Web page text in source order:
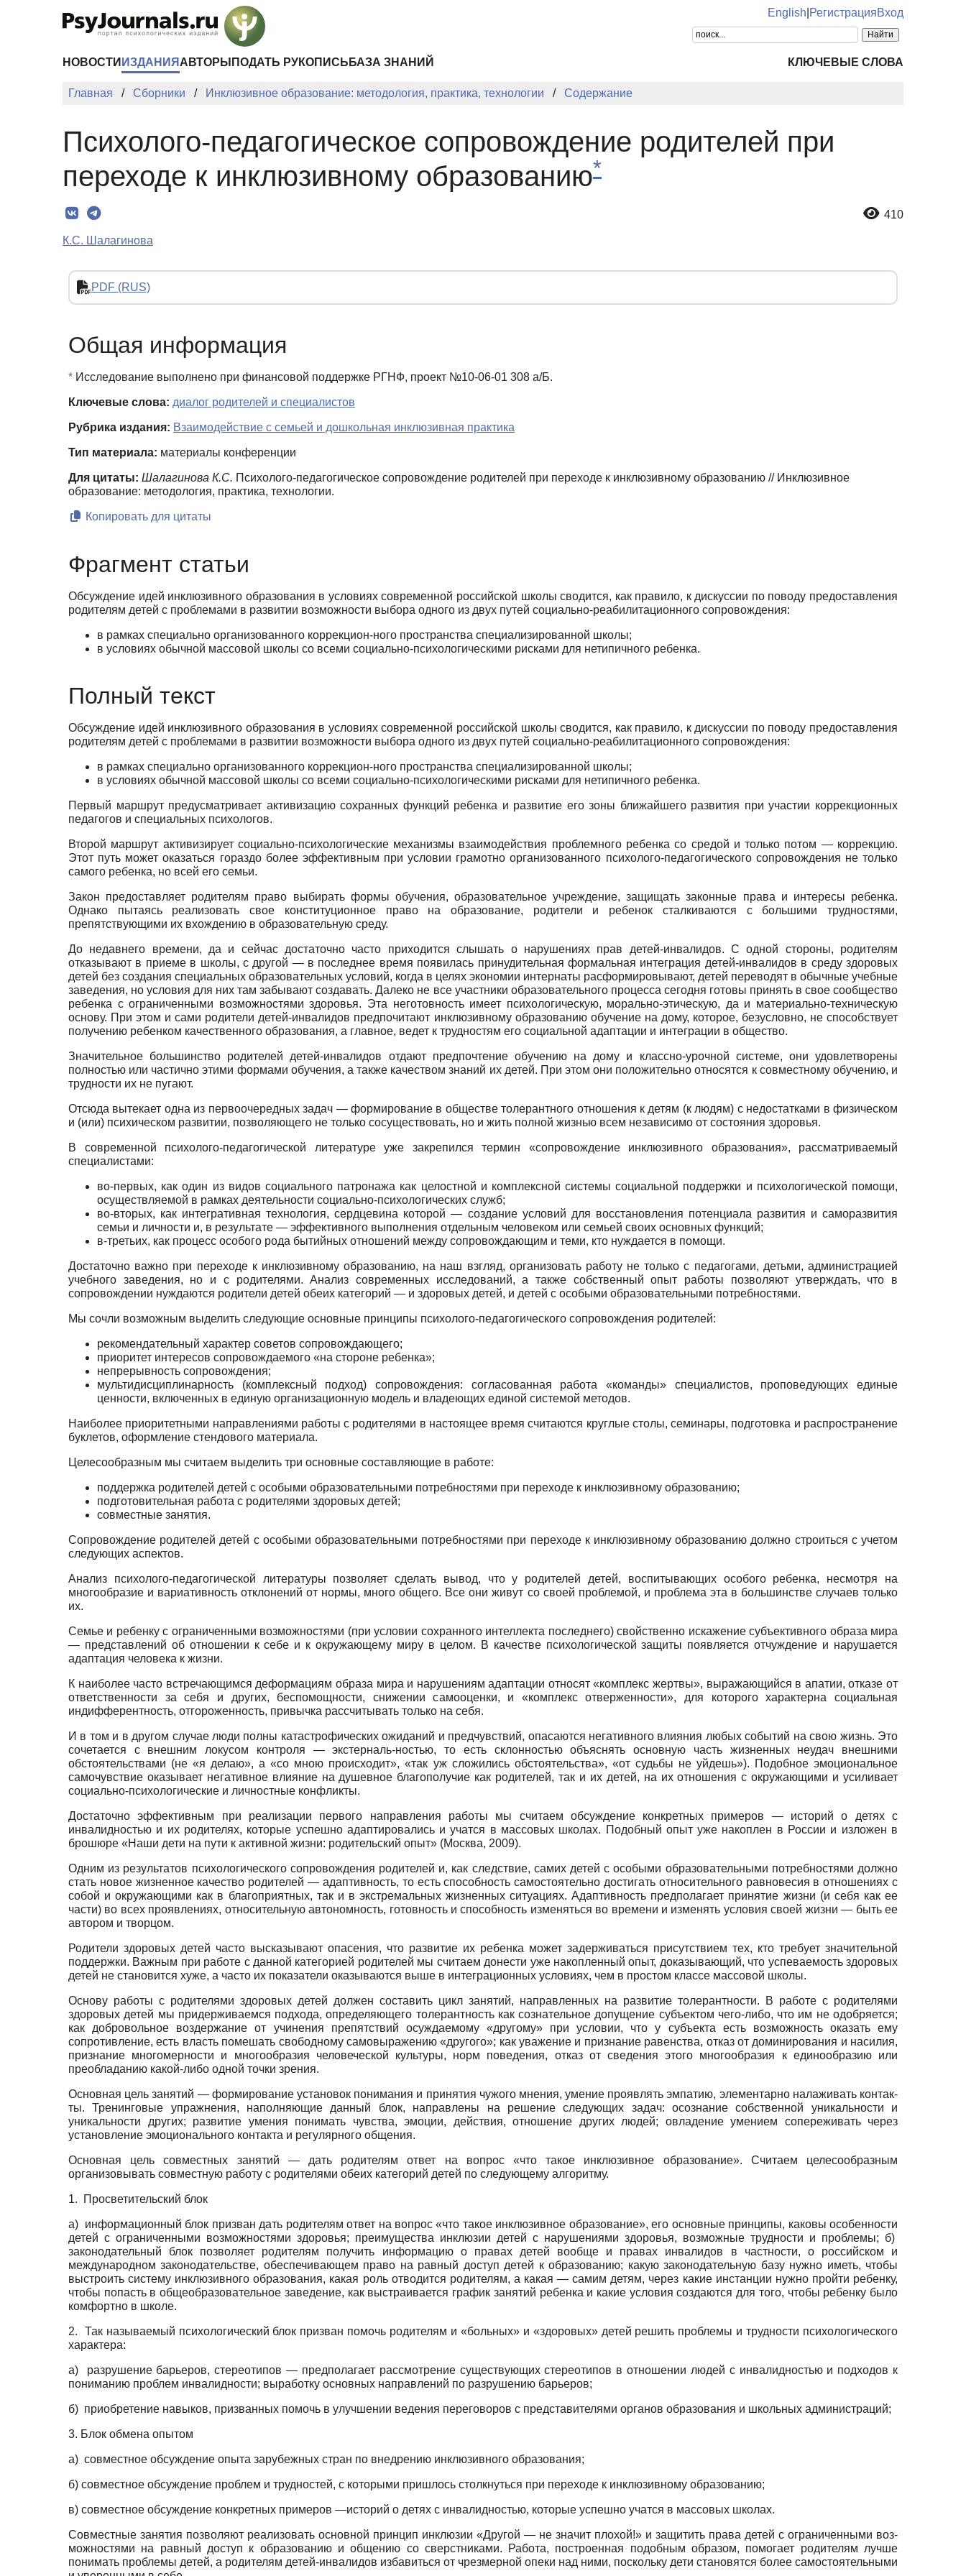
English РегистрацияВход
НОВОСТИ ИЗДАНИЯ АВТОРЫ ПОДАТЬ РУКОПИСЬ БАЗА ЗНАНИЙ КЛЮЧЕВЫЕ СЛОВА
Главная Сборники Инклюзивное образование: методология, практика, технологии Содержание
Психолого-педагогическое сопровождение родителей при
переходе к инклюзивному образованию*
410
К.С. Шалагинова
PDF (RUS)
Общая информация
* Исследование выполнено при финансовой поддержке РГНФ, проект №10-06-01 308 а/Б.
Ключевые слова: диалог родителей и специалистов
Рубрика издания: Взаимодействие с семьей и дошкольная инклюзивная практика
Тип материала: материалы конференции
Для цитаты: Шалагинова К.С. Психолого-педагогическое сопровождение родителей при переходе к инклюзивному образованию // Инклюзивное
образование: методология, практика, технологии.
Копировать для цитаты
Фрагмент статьи
Обсуждение идей инклюзивного образования в ус­ловиях современной российской школы сводится, как правило, к дискуссии по поводу предоставления
роди­телям детей с проблемами в развитии возможности выбора одного из двух путей социально-реабилитаци­онного сопровождения:
в рамках специально организованного коррекцион-ного пространства специализированной школы;
в условиях обычной массовой школы со всеми со­циально-психологическими рисками для нетипичного ребенка.
Полный текст
Обсуждение идей инклюзивного образования в ус­ловиях современной российской школы сводится, как правило, к дискуссии по поводу предоставления
роди­телям детей с проблемами в развитии возможности выбора одного из двух путей социально-реабилитаци­онного сопровождения:
в рамках специально организованного коррекцион-ного пространства специализированной школы;
в условиях обычной массовой школы со всеми со­циально-психологическими рисками для нетипичного ребенка.
Первый маршрут предусматривает активизацию сохранных функций ребенка и развитие его зоны бли­жайшего развития при участии коррекционных
педа­гогов и специальных психологов.
Второй маршрут активизирует социально-психо­логические механизмы взаимодействия проблемного ребенка со средой и только потом — коррекцию.
Этот путь может оказаться гораздо более эффективным при условии грамотно организованного психолого-педаго­гического сопровождения не только
самого ребенка, но всей его семьи.
Закон предоставляет родителям право выбирать формы обучения, образовательное учреждение, защи­щать законные права и интересы ребенка.
Однако пы­таясь реализовать свое конституционное право на об­разование, родители и ребенок сталкиваются с боль­шими трудностями,
препятствующими их вхождению в образовательную среду.
До недавнего времени, да и сейчас достаточно час­то приходится слышать о нарушениях прав детей-ин­валидов. С одной стороны, родителям
отказывают в приеме в школы, с другой — в последнее время появи­лась принудительная формальная интеграция детей-инвалидов в среду здоровых
детей без создания специ­альных образовательных условий, когда в целях эко­номии интернаты расформировывают, детей перево­дят в обычные учебные
заведения, но условия для них там забывают создавать. Далеко не все участники об­разовательного процесса сегодня готовы принять в свое сообщество
ребенка с ограниченными возможно­стями здоровья. Эта неготовность имеет психологиче­скую, морально-этическую, да и материально-техниче­скую
основу. При этом и сами родители детей-инвали­дов предпочитают инклюзивному образованию обуче­ние на дому, которое, безусловно, не способствует
по­лучению ребенком качественного образования, а глав­ное, ведет к трудностям его социальной адаптации и интеграции в общество.
Значительное большинство родителей детей-инвали­дов отдают предпочтение обучению на дому и классно-урочной системе, они удовлетворены
полностью или ча­стично этими формами обучения, а также качеством зна­ний их детей. При этом они положительно относятся к совместному обучению, и
трудности их не пугают.
Отсюда вытекает одна из первоочередных задач — формирование в обществе толерантного отношения к детям (к людям) с недостатками в физическом
и (или) психическом развитии, позволяющего не только сосу­ществовать, но и жить полной жизнью всем независи­мо от состояния здоровья.
В современной психолого-педагогической литературе уже закрепился термин «сопровождение инклюзивного образования», рассматриваемый
специалистами:
во-первых, как один из видов социального патро­нажа как целостной и комплексной системы социаль­ной поддержки и психологической помощи,
осуществ­ляемой в рамках деятельности социально-психологи­ческих служб;
во-вторых, как интегративная технология, сердце­вина которой — создание условий для восстановления потенциала развития и саморазвития
семьи и личности и, в результате — эффективного выполнения отдель­ным человеком или семьей своих основных функций;
в-третьих, как процесс особого рода бытийных отношений между сопровождающим и теми, кто нуж­дается в помощи.
Достаточно важно при переходе к инклюзивному образованию, на наш взгляд, организовать работу не только с педагогами, детьми, администрацией
учебно­го заведения, но и с родителями. Анализ современных исследований, а также собственный опыт работы поз­воляют утверждать, что в
сопровождении нуждаются родители детей обеих категорий — и здоровых детей, и детей с особыми образовательными потребностями.
Мы сочли возможным выделить следующие основ­ные принципы психолого-педагогического сопровож­дения родителей:
рекомендательный характер советов сопровож­дающего;
приоритет интересов сопровождаемого «на сто­роне ребенка»;
непрерывность сопровождения;
мультидисциплинарность (комплексный под­ход) сопровождения: согласованная работа «команды» специалистов, проповедующих единые
ценности, включенных в единую организационную модель и вла­деющих единой системой методов.
Наиболее приоритетными направлениями работы с родителями в настоящее время считаются круглые столы, семинары, подготовка и распространение
бук­летов, оформление стендового материала.
Целесообразным мы считаем выделить три основ­ные составляющие в работе:
поддержка родителей детей с особыми образова­тельными потребностями при переходе к инклюзивно­му образованию;
подготовительная работа с родителями здоровых детей;
совместные занятия.
Сопровождение родителей детей с особыми обра­зовательными потребностями при переходе к инклю­зивному образованию должно строиться с учетом
сле­дующих аспектов.
Анализ психолого-педагогической литературы позволяет сделать вывод, что у родителей детей, вос­питывающих особого ребенка, несмотря на
многообра­зие и вариативность отклонений от нормы, много об­щего. Все они живут со своей проблемой, и проблема эта в большинстве случаев только
их.
Семье и ребенку с ограниченными возможностями (при условии сохранного интеллекта последнего) свойственно искажение субъективного образа мира
— представлений об отношении к себе и к окружающему миру в целом. В качестве психологической защиты по­является отчуждение и нарушается
адаптация челове­ка к жизни.
К наиболее часто встречающимся деформациям об­раза мира и нарушениям адаптации относят «комплекс жертвы», выражающийся в апатии, отказе от
ответст­венности за себя и других, беспомощности, снижении самооценки, и «комплекс отверженности», для которо­го характерна социальная
индифферентность, отгоро­женность, привычка рассчитывать только на себя.
И в том и в другом случае люди полны катастрофи­ческих ожиданий и предчувствий, опасаются негатив­ного влияния любых событий на свою жизнь. Это
со­четается с внешним локусом контроля — экстерналь-ностью, то есть склонностью объяснять основную часть жизненных неудач внешними
обстоятельствами (не «я делаю», а «со мною происходит», «так уж сло­жились обстоятельства», «от судьбы не уйдешь»). По­добное эмоциональное
самочувствие оказывает нега­тивное влияние на душевное благополучие как роди­телей, так и их детей, на их отношения с окружающи­ми и усиливает
социально-психологические и лично­стные конфликты.
Достаточно эффективным при реализации первого направления работы мы считаем обсуждение конкрет­ных примеров — историй о детях с
инвалидностью и их родителях, которые успешно адаптировались и учатся в массовых школах. Подобный опыт уже накоплен в Рос­сии и изложен в
брошюре «Наши дети на пути к актив­ной жизни: родительский опыт» (Москва, 2009).
Одним из результатов психологического сопровож­дения родителей и, как следствие, самих детей с особы­ми образовательными потребностями должно
стать но­вое жизненное качество родителей — адаптивность, то есть способность самостоятельно достигать относи­тельного равновесия в отношениях с
собой и окружаю­щими как в благоприятных, так и в экстремальных жиз­ненных ситуациях. Адаптивность предполагает приня­тие жизни (и себя как ее
части) во всех проявлениях, от­носительную автономность, готовность и способность изменяться во времени и изменять условия своей жиз­ни — быть ее
автором и творцом.
Родители здоровых детей часто высказывают опа­сения, что развитие их ребенка может задерживаться присутствием тех, кто требует значительной
поддерж­ки. Важным при работе с данной категорией родите­лей мы считаем донести уже накопленный опыт, дока­зывающий, что успеваемость здоровых
детей не стано­вится хуже, а часто их показатели оказываются выше в интеграционных условиях, чем в простом классе мас­совой школы.
Основу работы с родителями здоровых детей дол­жен составить цикл занятий, направленных на разви­тие толерантности. В работе с родителями
здоровых детей мы придерживаемся подхода, определяющего толерантность как сознательное допущение субъектом чего-либо, что им не одобряется;
как добровольное воздержание от учинения препятствий осуждаемому «другому» при условии, что у субъекта есть возмож­ность оказать ему
сопротивление, есть власть поме­шать свободному самовыражению «другого»; как ува­жение и признание равенства, отказ от доминирова­ния и насилия,
признание многомерности и многооб­разия человеческой культуры, норм поведения, отказ от сведения этого многообразия к единообразию или
преобладанию какой-либо одной точки зрения.
Основная цель занятий — формирование устано­вок понимания и принятия чужого мнения, умение проявлять эмпатию, элементарно налаживать контак­
ты. Тренинговые упражнения, наполняющие данный блок, направлены на решение следующих задач: осо­знание собственной уникальности и
уникальности других; развитие умения понимать чувства, эмоции, действия, отношение других людей; овладение умени­ем сопереживать через
установление эмоционального контакта и регулярного общения.
Основная цель совместных занятий — дать родите­лям ответ на вопрос «что такое инклюзивное образова­ние». Считаем целесообразным
организовывать сов­местную работу с родителями обеих категорий детей по следующему алгоритму.
1. Просветительский блок
а) информационный блок призван дать родителям ответ на вопрос «что такое инклюзивное образование», его основные принципы, каковы особенности
детей с ограниченными возможностями здоровья; преимущества инклюзии детей с нарушениями здоровья, возможные трудности и проблемы; б)
законодательный блок позволяет родителям получить информацию о правах детей вообще и правах инвалидов в частности, о российском и
международном законодательстве, обеспечивающем право на равный доступ детей к образованию; какую законодательную базу нужно иметь, чтобы
выстроить систему инклюзивного образования, какая роль отводится родителям, а какая — самим детям, через какие инстанции нужно пройти ребенку,
чтобы попасть в общеобразовательное заведение, как выстраивается график занятий ребенка и какие условия создаются для того, чтобы ребенку было
комфортно в школе.
2. Так называемый психологический блок призван помочь родителям и «больных» и «здоровых» детей решить проблемы и трудности психологического
ха­рактера:
а) разрушение барьеров, стереотипов — предполагает рассмотрение существующих стереотипов в отношении людей с инвалидностью и подходов к
пониманию проблем инвалидности; выработку основных направлений по разрушению барьеров;
б) приобретение навыков, призванных помочь в улучшении ведения переговоров с представителями органов образования и школьных администраций;
3. Блок обмена опытом
а) совместное обсуждение опыта зарубежных стран по внедрению инклюзивного образования;
б) совместное обсуждение проблем и трудностей, с которыми пришлось столкнуться при переходе к инклюзивному образованию;
в) совместное обсуждение конкретных примеров —историй о детях с инвалидностью, которые успешно учатся в массовых школах.
Совместные занятия позволяют реализовать ос­новной принцип инклюзии «Другой — не значит пло­хой!» и защитить права детей с ограниченными воз­
можностями на равный доступ к образованию и обще­нию со сверстниками. Работа, построенная подобным образом, помогает родителям лучше
понимать пробле­мы детей, а родителям детей-инвалидов избавиться от чрезмерной опеки над ними, поскольку дети становят­ся более самостоятельными